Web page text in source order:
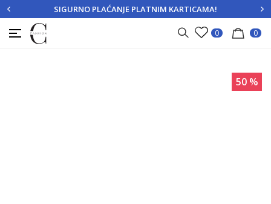
PRIJAVITE SE REGISTRUJTE SE
SIGURNO PLAĆANJE PLATNIM KARTICAMA!
0 0
50 %